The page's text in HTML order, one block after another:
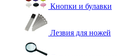
Кнопки и булавки
Лезвия для ножей